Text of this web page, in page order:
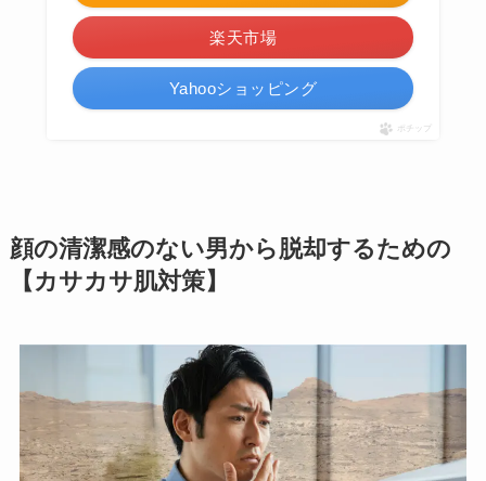
楽天市場
Yahooショッピング
ポチップ
顔の清潔感のない男から脱却するための
【カサカサ肌対策】